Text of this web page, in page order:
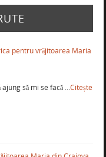
pentru vrăjitoarea Maria
ajung să mi se facă …Citește